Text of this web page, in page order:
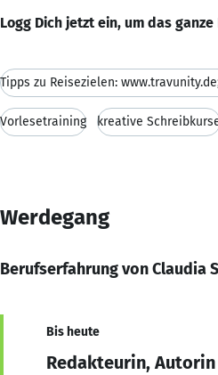
Logg Dich jetzt ein, um das
Tipps zu Reisezielen:
Vorlesetraining kreative
Werdegang
Berufserfahrung von Claudia
Bis heute
Redakteurin, Autorin